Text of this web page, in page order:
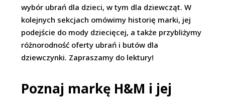
wybór ubrań dla dzieci, w tym dla dziewcząt. W
kolejnych sekcjach omówimy historię marki, jej
podejście do mody dziecięcej, a także przybliżymy
różnorodność oferty ubrań i butów dla
dziewczynki. Zapraszamy do lektury!
Poznaj markę H&M i jej